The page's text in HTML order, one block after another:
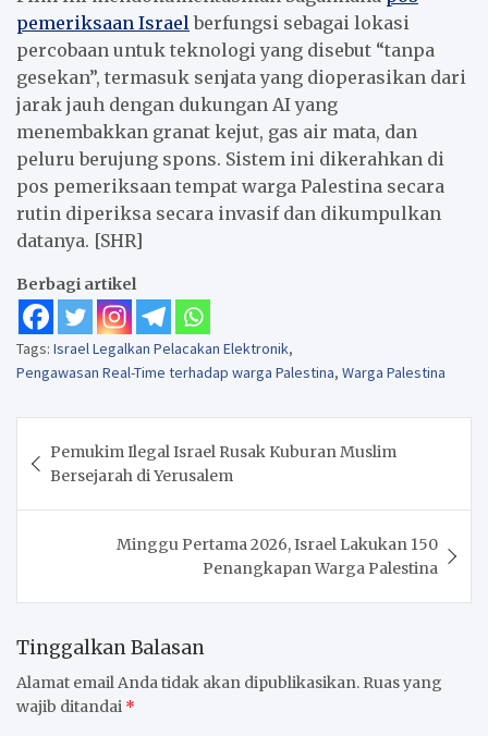
pemeriksaan Israel berfungsi sebagai lokasi
percobaan untuk teknologi yang disebut “tanpa
gesekan”, termasuk senjata yang dioperasikan dari
jarak jauh dengan dukungan AI yang
menembakkan granat kejut, gas air mata, dan
peluru berujung spons. Sistem ini dikerahkan di
pos pemeriksaan tempat warga Palestina secara
rutin diperiksa secara invasif dan dikumpulkan
datanya. [SHR]
Berbagi artikel
Tags: Israel Legalkan Pelacakan Elektronik,
Pengawasan Real-Time terhadap warga Palestina, Warga Palestina
posPemukim Ilegal Israel Rusak Kuburan Muslim
Bersejarah di Yerusalem
Minggu Pertama 2026, Israel Lakukan 150
Penangkapan Warga Palestina
Tinggalkan Balasan
Alamat email Anda tidak akan dipublikasikan. Ruas yang
wajib ditandai *